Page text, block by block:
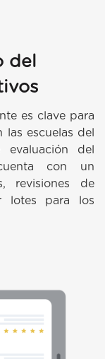
del
es clave para
escuelas del
del
con un
revisiones de
lotes para los